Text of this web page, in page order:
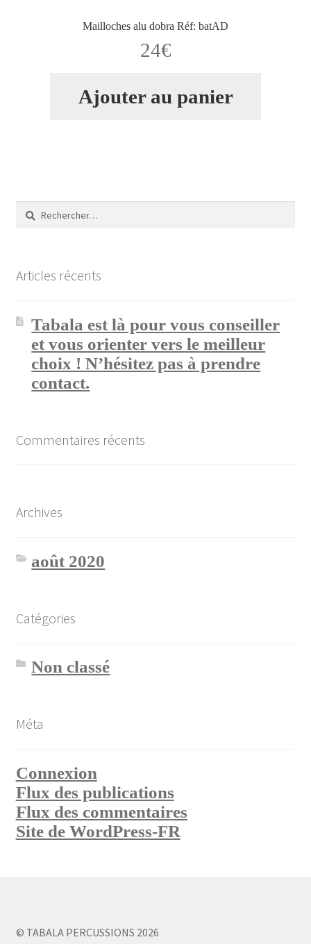
Mailloches alu dobra Réf: batAD
24€
Ajouter au panier
Rechercher :
Articles récents
Tabala est là pour vous conseiller
et vous orienter vers le meilleur
choix ! N’hésitez pas à prendre
contact.
Commentaires récents
Archives
août 2020
Catégories
Non classé
Méta
Connexion
Flux des publications
Flux des commentaires
Site de WordPress-FR
© TABALA PERCUSSIONS 2026